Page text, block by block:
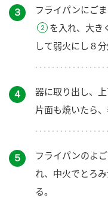
３
フライパンにご
を入れ、大き
して弱火にし８分
４
器に取り出し、
片面も焼いたら、
５
フライパンのよ
れ、中火でとろ
る。